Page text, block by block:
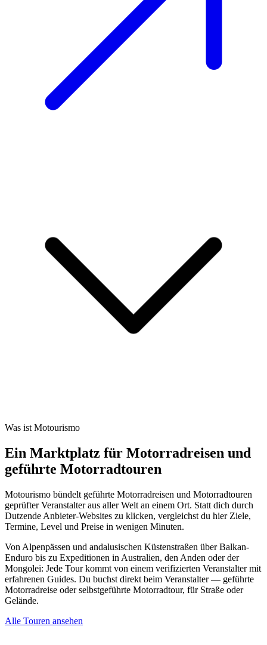
Was ist Motourismo
Ein Marktplatz für Motorradreisen und
geführte Motorradtouren
Motourismo bündelt geführte Motorradreisen und Motorradtouren
geprüfter Veranstalter aus aller Welt an einem Ort. Statt dich durch
Dutzende Anbieter-Websites zu klicken, vergleichst du hier Ziele,
Termine, Level und Preise in wenigen Minuten.
Von Alpenpässen und andalusischen Küstenstraßen über Balkan-
Enduro bis zu Expeditionen in Australien, den Anden oder der
Mongolei: Jede Tour kommt von einem verifizierten Veranstalter mit
erfahrenen Guides. Du buchst direkt beim Veranstalter — geführte
Motorradreise oder selbstgeführte Motorradtour, für Straße oder
Gelände.
Alle Touren ansehen